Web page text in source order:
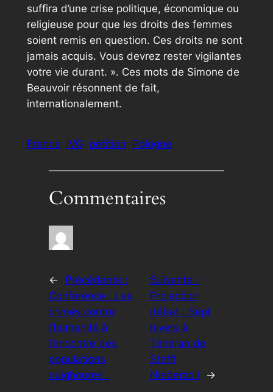
suffira d’une crise politique, économique ou
religieuse pour que les droits des femmes
soient remis en question. Ces droits ne sont
jamais acquis. Vous devrez rester vigilantes
votre vie durant. ». Ces mots de Simone de
Beauvoir résonnent de fait,
internationalement.
France IVG pétition Pologne
Commentaires
←
Précédente :
Conférence : Les
crimes contre
l’humanité à
l’encontre des
populations
ouïghoures :
Suivante :
Projection
débat : Sept
hivers à
Téhéran de
Steffi
Niederzoll
→